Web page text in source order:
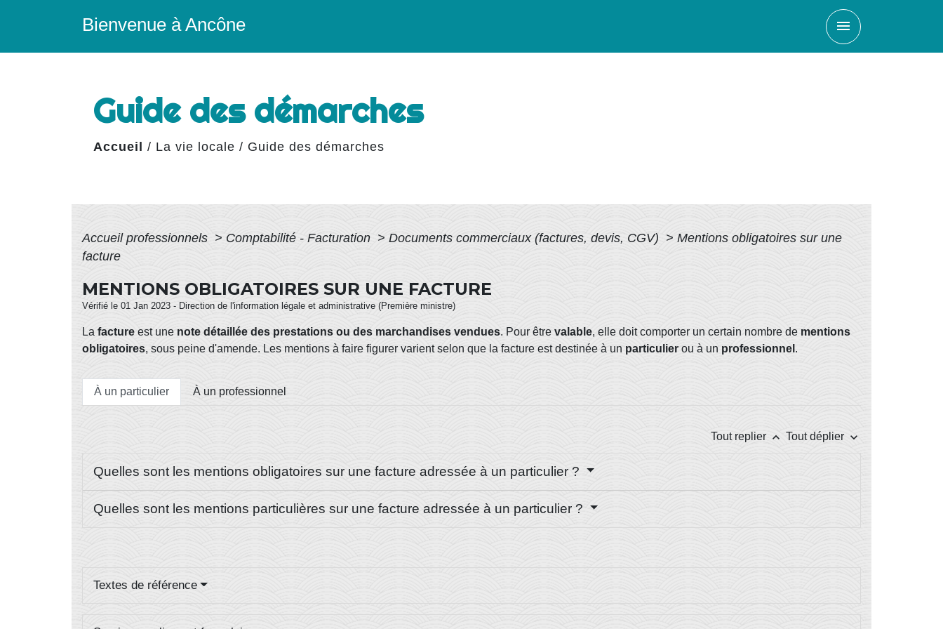
Bienvenue à Ancône menu
Guide des démarches
Accueil / La vie locale / Guide des démarches
Accueil professionnels > Comptabilité - Facturation > Documents commerciaux (factures, devis, CGV) > Mentions obligatoires sur une
facture
MENTIONS OBLIGATOIRES SUR UNE FACTURE
Vérifié le 01 Jan 2023 - Direction de l'information légale et administrative (Première ministre)
La facture est une note détaillée des prestations ou des marchandises vendues. Pour être valable, elle doit comporter un certain nombre de mentions
obligatoires, sous peine d'amende. Les mentions à faire figurer varient selon que la facture est destinée à un particulier ou à un professionnel .
À un particulier À un professionnel
Tout replier keyboard_arrow_up Tout déplier keyboard_arrow_down
Quelles sont les mentions obligatoires sur une facture adressée à un particulier ?
Quelles sont les mentions particulières sur une facture adressée à un particulier ?
Textes de référence